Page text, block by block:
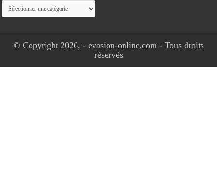
Catégories
© Copyright 2026, - evasion-online.com - Tous droits
réservés